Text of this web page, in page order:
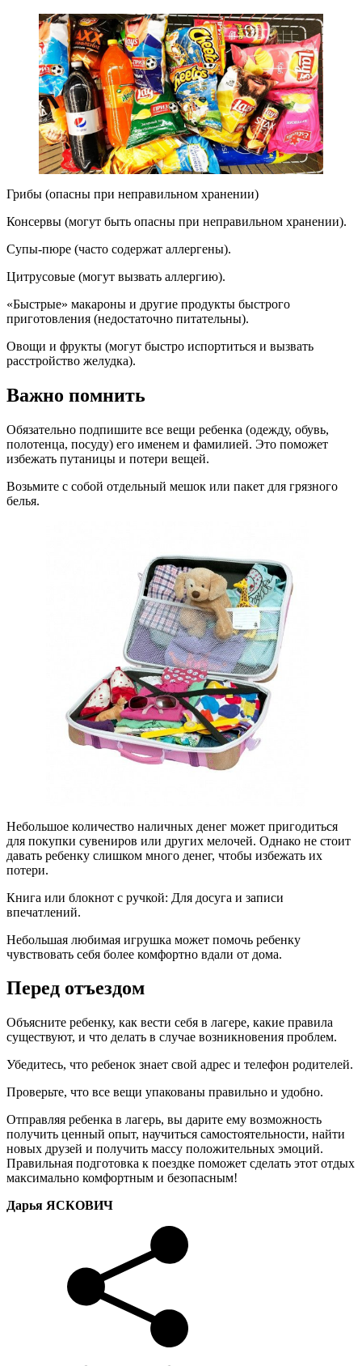
Грибы (опасны при неправильном хранении)
Консервы (могут быть опасны при неправильном хранении).
Супы-пюре (часто содержат аллергены).
Цитрусовые (могут вызвать аллергию).
«Быстрые» макароны и другие продукты быстрого
приготовления (недостаточно питательны).
Овощи и фрукты (могут быстро испортиться и вызвать
расстройство желудка).
Важно помнить
Обязательно подпишите все вещи ребенка (одежду, обувь,
полотенца, посуду) его именем и фамилией. Это поможет
избежать путаницы и потери вещей.
Возьмите с собой отдельный мешок или пакет для грязного
белья.
Небольшое количество наличных денег может пригодиться
для покупки сувениров или других мелочей. Однако не стоит
давать ребенку слишком много денег, чтобы избежать их
потери.
Книга или блокнот с ручкой: Для досуга и записи
впечатлений.
Небольшая любимая игрушка может помочь ребенку
чувствовать себя более комфортно вдали от дома.
Перед отъездом
Объясните ребенку, как вести себя в лагере, какие правила
существуют, и что делать в случае возникновения проблем.
Убедитесь, что ребенок знает свой адрес и телефон родителей.
Проверьте, что все вещи упакованы правильно и удобно.
Отправляя ребенка в лагерь, вы дарите ему возможность
получить ценный опыт, научиться самостоятельности, найти
новых друзей и получить массу положительных эмоций.
Правильная подготовка к поездке поможет сделать этот отдых
максимально комфортным и безопасным!
Дарья ЯСКОВИЧ